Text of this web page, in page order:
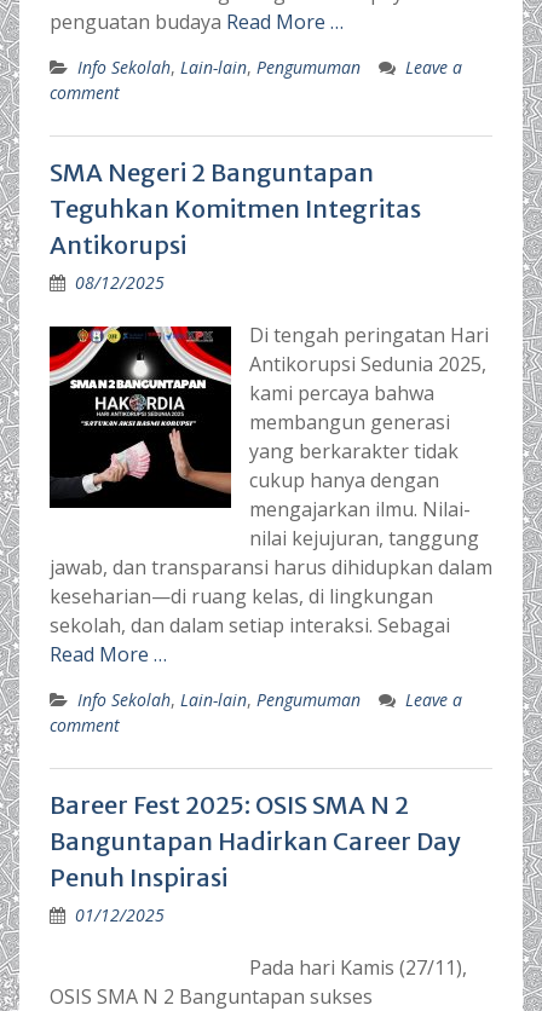
penguatan budaya Read More …
Info Sekolah, Lain-lain, Pengumuman
Leave a
comment
SMA Negeri 2 Banguntapan
Teguhkan Komitmen Integritas
Antikorupsi
08/12/2025
Di tengah peringatan Hari
Antikorupsi Sedunia 2025,
kami percaya bahwa
membangun generasi
yang berkarakter tidak
cukup hanya dengan
mengajarkan ilmu. Nilai-
nilai kejujuran, tanggung
jawab, dan transparansi harus dihidupkan dalam
keseharian—di ruang kelas, di lingkungan
sekolah, dan dalam setiap interaksi. Sebagai
Read More …
Info Sekolah, Lain-lain, Pengumuman
Leave a
comment
Bareer Fest 2025: OSIS SMA N 2
Banguntapan Hadirkan Career Day
Penuh Inspirasi
01/12/2025
Pada hari Kamis (27/11),
OSIS SMA N 2 Banguntapan sukses